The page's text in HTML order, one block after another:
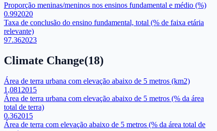
Proporção meninas/meninos nos ensinos fundamental e médio (%)
0.992020
Taxa de conclusão do ensino fundamental, total (% de faixa etária
relevante)
97.362023
Climate Change(18)
Área de terra urbana com elevação abaixo de 5 metros (km2)
1,081 2015
Área de terra urbana com elevação abaixo de 5 metros (% da área
total de terra)
0.362015
Área de terra com elevação abaixo de 5 metros (% da área total de